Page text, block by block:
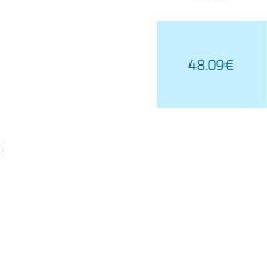
48.09€